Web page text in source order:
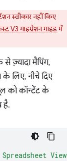
स्वीकार नहीं किए
V3 माइग्रेशन गाइडमें
ज़्यादा मैपिंग,
लिए, नीचे दिए
को कॉन्टेंट के
है.